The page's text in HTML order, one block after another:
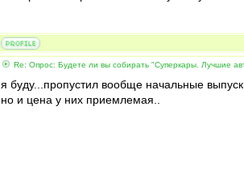
Re: Опрос: Будете ли вы собирать "Суперкары. Лучшие
я буду...пропустил вообще начальные
но и цена у них приемлемая..